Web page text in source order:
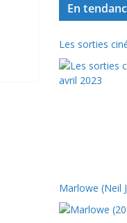
En
Les sorties
Marlowe (Neil